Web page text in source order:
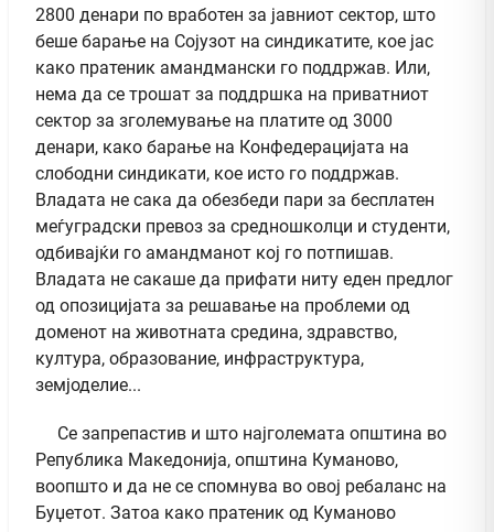
2800 денари по вработен за јавниот сектор, што
беше барање на Сојузот на синдикатите, кое јас
како пратеник амандмански го поддржав. Или,
нема да се трошат за поддршка на приватниот
сектор за зголемување на платите од 3000
денари, како барање на Конфедерацијата на
слободни синдикати, кое исто го поддржав.
Владата не сака да обезбеди пари за бесплатен
меѓуградски превоз за средношколци и студенти,
одбивајќи го амандманот кој го потпишав.
Владата не сакаше да прифати ниту еден предлог
од опозицијата за решавање на проблеми од
доменот на животната средина, здравство,
култура, образование, инфраструктура,
земјоделие...
Се запрепастив и што најголемата општина во
Република Македонија, општина Куманово,
воопшто и да не се спомнува во овој ребаланс на
Буџетот. Затоа како пратеник од Куманово